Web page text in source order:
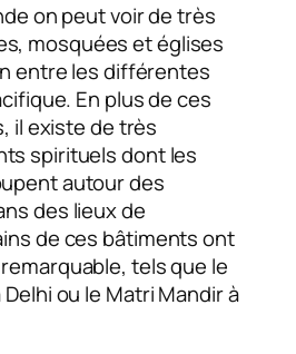
on peut voir de très
mosquées et églises
entre les différentes
En plus de ces
il existe de très
spirituels dont les
autour des
des lieux de
de ces bâtiments ont
tels que le
ou le Matri Mandir à